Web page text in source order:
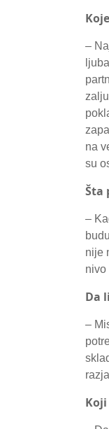
–
na
su
Šta
–
nije
nivo
Da
–